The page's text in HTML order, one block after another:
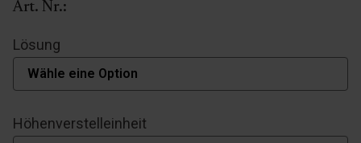
Art. Nr.:
Lösung
Höhenverstelleinheit